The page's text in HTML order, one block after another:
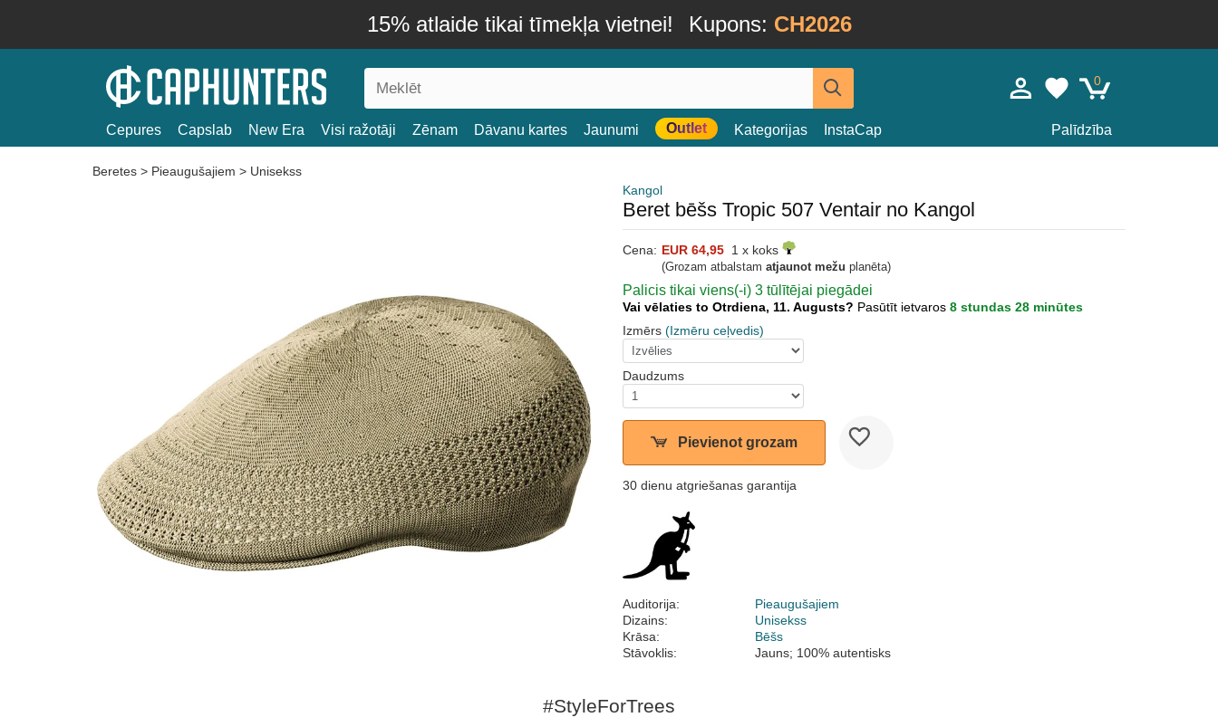
15% atlaide tikai tīmekļa vietnei! Kupons: CH2026
0
Cepures Capslab New Era Visi ražotāji Zēnam Dāvanu kartes Jaunumi Outlet Kategorijas InstaCap Palīdzība
Beretes > Pieaugušajiem > Unisekss
Kangol
Beret bēšs Tropic 507 Ventair no Kangol
Cena: EUR 64,95 1 x koks
(Grozam atbalstam atjaunot mežu planēta)
Palicis tikai viens(-i) 3 tūlītējai piegādei
Vai vēlaties to Otrdiena, 11. Augusts? Pasūtīt ietvaros 8 stundas 28 minūtes
Izmērs (Izmēru ceļvedis)
Daudzums
Pievienot grozam
30 dienu atgriešanas garantija
Auditorija:
Pieaugušajiem
Dizains:
Unisekss
Krāsa:
Bēšs
Stāvoklis:
Jauns; 100% autentisks
#StyleForTrees